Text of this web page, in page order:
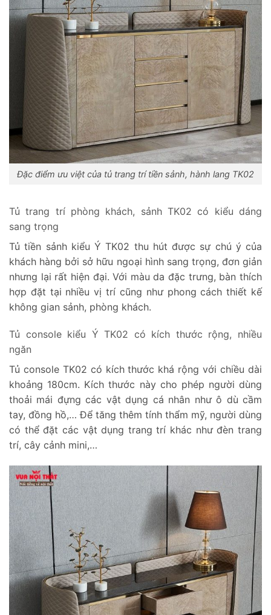
Đặc điểm ưu việt của tủ trang trí tiền sảnh, hành lang TK02
Tủ trang trí phòng khách, sảnh TK02 có kiểu dáng
sang trọng
Tủ tiền sảnh kiểu Ý TK02 thu hút được sự chú ý của
khách hàng bởi sở hữu ngoại hình sang trọng, đơn giản
nhưng lại rất hiện đại. Với màu da đặc trưng, bàn thích
hợp đặt tại nhiều vị trí cũng như phong cách thiết kế
không gian sảnh, phòng khách.
Tủ console kiểu Ý TK02 có kích thước rộng, nhiều
ngăn
Tủ console TK02 có kích thước khá rộng với chiều dài
khoảng 180cm. Kích thước này cho phép người dùng
thoải mái đựng các vật dụng cá nhân như ô dù cầm
tay, đồng hồ,… Để tăng thêm tính thẩm mỹ, người dùng
có thể đặt các vật dụng trang trí khác như đèn trang
trí, cây cảnh mini,…